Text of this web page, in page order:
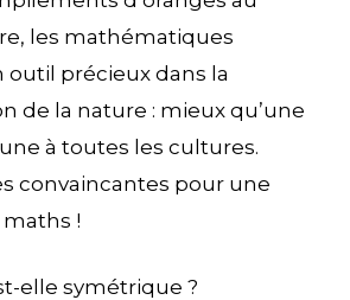
les mathématiques
précieux dans la
de la nature : mieux qu’une
à toutes les cultures.
convaincantes pour une
!
elle symétrique ?